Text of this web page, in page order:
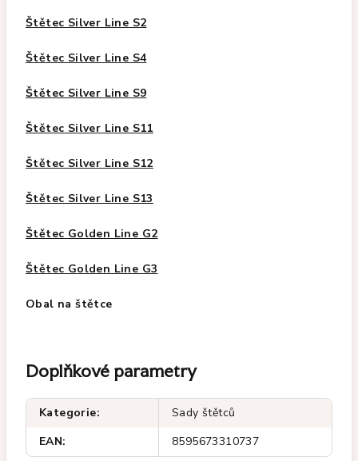
Štětec Silver Line S2
Štětec Silver Line S4
Štětec Silver Line S9
Štětec Silver Line S11
Štětec Silver Line S12
Štětec Silver Line S13
Štětec Golden Line G2
Štětec Golden Line G3
Obal na štětce
Doplňkové parametry
Kategorie:
Sady štětců
EAN: 8595673310737